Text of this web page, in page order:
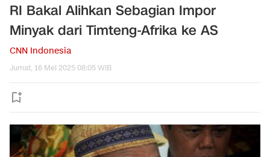
RI Bakal Alihkan Sebagian Impor
Minyak dari Timteng-Afrika ke AS
CNN Indonesia
Jumat, 16 Mei 2025 08:05 WIB